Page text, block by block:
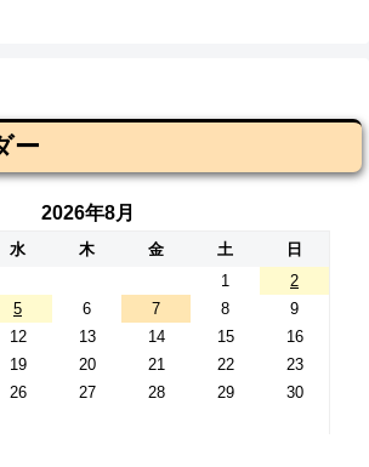
ー
2026年8月
水 木 金 土
日
1
2
5 6 7 8
9
12 13 14 15
16
19 20 21 22
23
26 27 28 29
30